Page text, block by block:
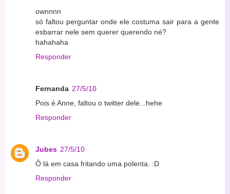
ownnnn
só faltou perguntar onde ele costuma sair para a gente
esbarrar nele sem querer querendo né?
hahahaha
Responder
Fernanda 27/5/10
Pois é Anne, faltou o twitter dele...hehe
Responder
Jubes 27/5/10
Ô lá em casa fritando uma polenta. :D
Responder